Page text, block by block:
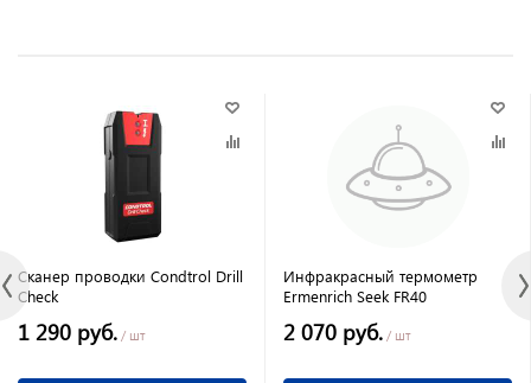
Сканер проводки Condtrol Drill
Check
1 290 руб. / шт
Инфракрасный термометр
Ermenrich Seek FR40
2 070 руб. / шт